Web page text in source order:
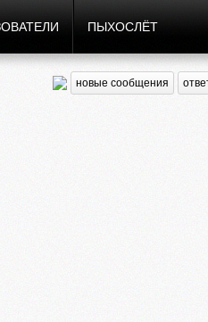
ПЫХОСЛЁТ
новые сообщения